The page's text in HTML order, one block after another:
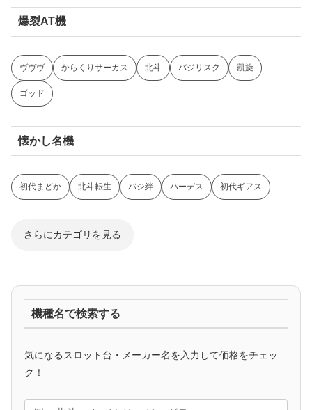
爆裂AT機
ヴヴヴ からくりサーカス 北斗 バジリスク 凱旋
ゴッド
懐かし名機
初代まどか 北斗転生 バジ絆 ハーデス 初代ギアス
さらにカテゴリを見る
マイジャグ ファンキー アイム ゴージャグ ハッピー
アニメタイアップ
機種名で検索する
気になるスロット台・メーカー名を入力して価格をチェッ
ク！